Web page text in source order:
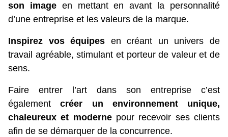
son imageen mettant en avant la personnalité
d’une entreprise et les valeurs de la marque.
Inspirez vos équipes en créant un univers de
travail agréable, stimulant et porteur de valeur et de
sens.
Faire entrer l’art dans son entreprise c’est
égalementcréer un environnement unique,
chaleureux et modernepour recevoir ses clients
afin de se démarquer de la concurrence.